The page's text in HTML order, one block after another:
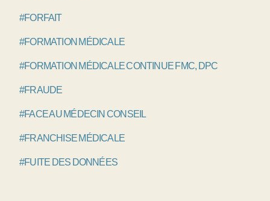
#FORFAIT
#FORMATION MÉDICALE
#FORMATION MÉDICALE CONTINUE FMC, DPC
#FRAUDE
#FACE AU MÉDECIN CONSEIL
#FRANCHISE MÉDICALE
#FUITE DES DONNÉES